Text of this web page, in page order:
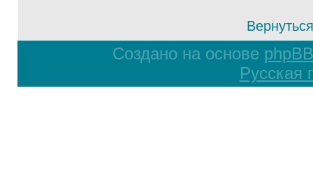
Создано на основе phpBB
Русская